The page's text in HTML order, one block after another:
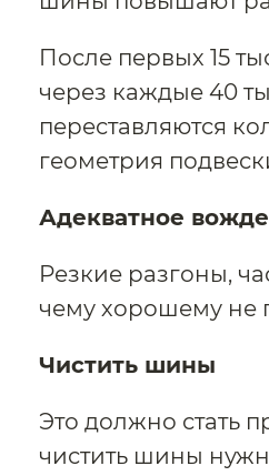
После первых 15
через каждые 40
переставляются
геометрия
Адекватное
Резкие разгоны,
чему хорошему не
Чистить шины
Это должно стать
чистить шины